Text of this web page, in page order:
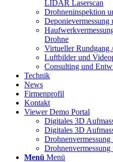
LIDAR Laserscan
Drohneninspektion
Deponievermessung
Drohne
Virtueller Rundgang
Luftbilder und
Consulting und
Technik
News
Firmenprofil
Kontakt
Viewer Demo Portal
Digitales 3D
Digitales 3D
Menü Menü